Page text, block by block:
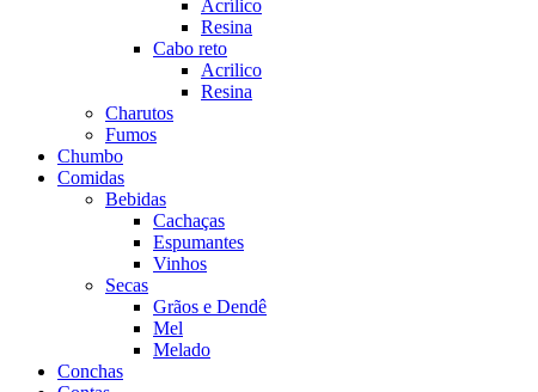
Acrílico
Resina
Cabo reto
Acrilico
Resina
Charutos
Fumos
Chumbo
Comidas
Bebidas
Cachaças
Espumantes
Vinhos
Secas
Grãos e Dendê
Mel
Melado
Conchas